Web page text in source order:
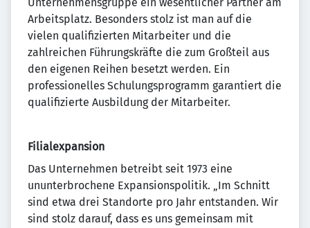
Arbeitsplatz. Besonders stolz ist man auf die
vielen qualifizierten Mitarbeiter und die
zahlreichen Führungskräfte die zum Großteil aus
den eigenen Reihen besetzt werden. Ein
professionelles Schulungsprogramm garantiert die
qualifizierte Ausbildung der Mitarbeiter.
Filialexpansion
Das Unternehmen betreibt seit 1973 eine
ununterbrochene Expansionspolitik. „Im Schnitt
sind etwa drei Standorte pro Jahr entstanden. Wir
sind stolz darauf, dass es uns gemeinsam mit